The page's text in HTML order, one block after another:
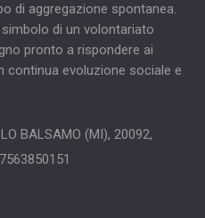
di aggregazione spontanea.
di un volontariato
pronto a rispondere ai
continua evoluzione sociale e
BALSAMO (MI), 20092,